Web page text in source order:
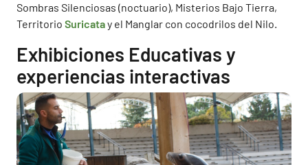
Sombras Silenciosas (noctuario), Misterios Bajo Tierra,
Territorio Suricatay el Manglar con cocodrilos del Nilo.
Exhibiciones Educativas y
experiencias interactivas